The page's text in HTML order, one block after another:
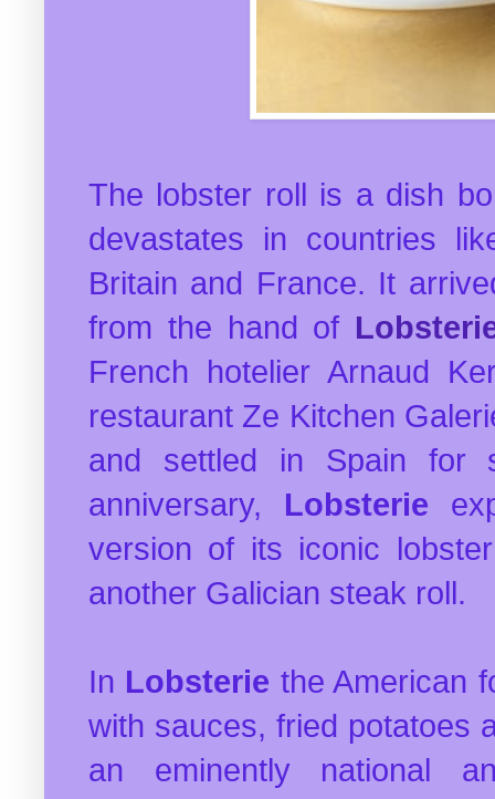
The lobster roll is a dish
devastates in countries
Britain and France. It
from the hand of
French hotelier Arnaud
restaurant Ze Kitchen
and settled in Spain for
anniversary, Lobsterie
version of its iconic
another Galician steak roll.
In Lobsterie the American
with sauces, fried potatoes
an eminently national